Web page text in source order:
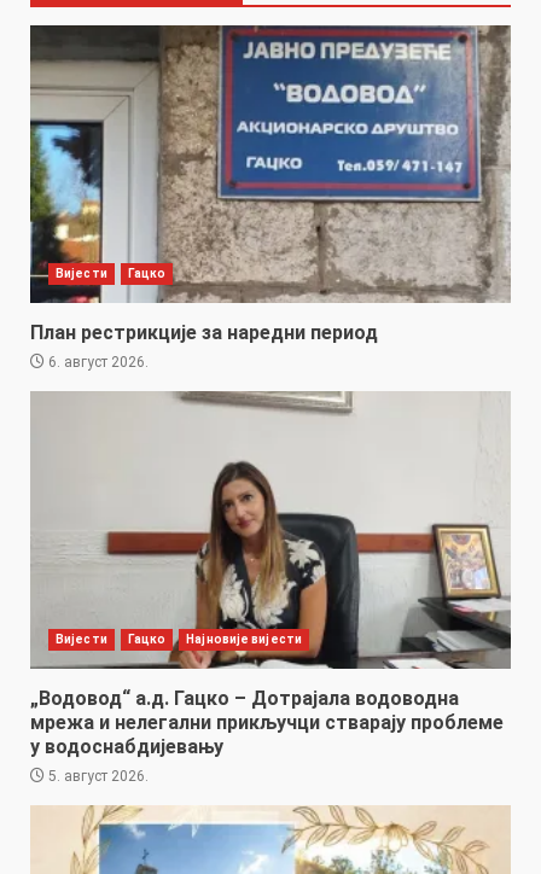
Вијести Гацко
План рестрикције за наредни период
6. август 2026.
Вијести Гацко Најновије вијести
„Водовод“ а.д. Гацко – Дотрајала водоводна
мрежа и нелегални прикључци стварају проблеме
у водоснабдијевању
5. август 2026.